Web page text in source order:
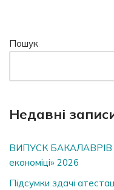
Пошук
Недавні
ВИПУСК БАКАЛАВРІВ
економіці» 2026
Підсумки здачі